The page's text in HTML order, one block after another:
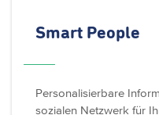
Smart People
Personalisierbare
sozialen Netzwerk für